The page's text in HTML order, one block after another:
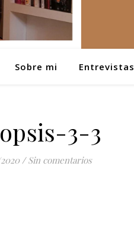
Sobre mi Entrevistas
3-3
/ Sin comentarios